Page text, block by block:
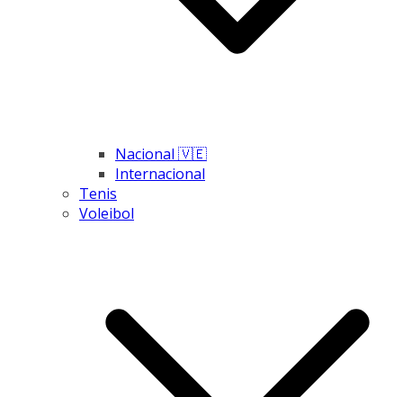
Nacional 🇻🇪
Internacional
Tenis
Voleibol